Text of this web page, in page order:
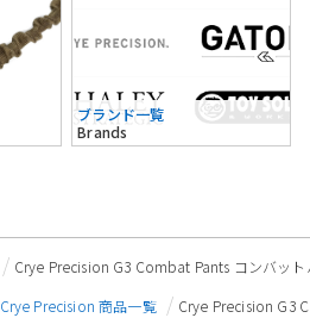
ブランド一覧
Brands
Crye Precision G3 Combat Pants コンバッ
Crye Precision 商品一覧
Crye Precision G3